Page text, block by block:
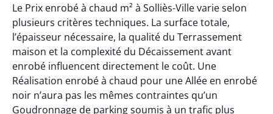
Le Prix enrobé à chaud m² à Solliès-Ville varie selon
plusieurs critères techniques. La surface totale,
l’épaisseur nécessaire, la qualité du Terrassement
maison et la complexité du Décaissement avant
enrobé influencent directement le coût. Une
Réalisation enrobé à chaud pour une Allée en enrobé
noir n’aura pas les mêmes contraintes qu’un
Goudronnage de parking soumis à un trafic plus